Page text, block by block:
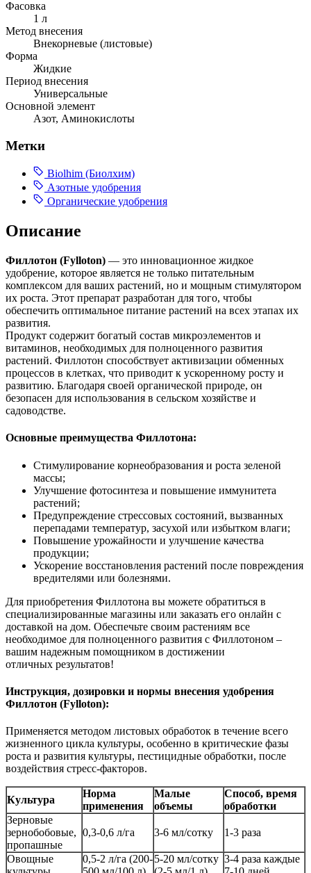
Фасовка
1 л
Метод внесения
Внекорневые (листовые)
Форма
Жидкие
Период внесения
Универсальные
Основной элемент
Азот, Аминокислоты
Метки
Biolhim (Биолхим)
Азотные удобрения
Органические удобрения
Описание
Филлотон (Fylloton) — это инновационное жидкое
удобрение, которое является не только питательным
комплексом для ваших растений, но и мощным стимулятором
их роста. Этот препарат разработан для того, чтобы
обеспечить оптимальное питание растений на всех этапах их
развития.
Продукт содержит богатый состав микроэлементов и
витаминов, необходимых для полноценного развития
растений. Филлотон способствует активизации обменных
процессов в клетках, что приводит к ускоренному росту и
развитию. Благодаря своей органической природе, он
безопасен для использования в сельском хозяйстве и
садоводстве.
Основные преимущества Филлотона:
Стимулирование корнеобразования и роста зеленой
массы;
Улучшение фотосинтеза и повышение иммунитета
растений;
Предупреждение стрессовых состояний, вызванных
перепадами температур, засухой или избытком влаги;
Повышение урожайности и улучшение качества
продукции;
Ускорение восстановления растений после повреждения
вредителями или болезнями.
Для приобретения Филлотона вы можете обратиться в
специализированные магазины или заказать его онлайн с
доставкой на дом. Обеспечьте своим растениям все
необходимое для полноценного развития с Филлотоном –
вашим надежным помощником в достижении
отличных результатов!
Инструкция, дозировки и нормы внесения удобрения
Филлотон (Fylloton):
Применяется методом листовых обработок в течение всего
жизненного цикла культуры, особенно в критические фазы
роста и развития культуры, пестицидные обработки, после
воздействия стресс-факторов.
Культура
Норма
применения
Малые
объемы
Способ, время
обработки
Зерновые
зернобобовые,
пропашные
0,3-0,6 л/га 3-6 мл/сотку 1-3 раза
Овощные
0,5-2 л/га (200-5-20 мл/сотку 3-4 раза каждые